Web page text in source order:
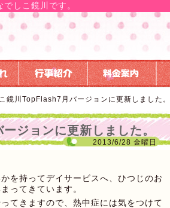
しこ鏡川です。
鏡川TopFlash7月バージョンに更新しました。
ジョンに更新しました。
2013/6/28 金曜日
を持ってデイサービスへ、ひつじのお
ってきています。
てきますので、熱中症には気をつけて